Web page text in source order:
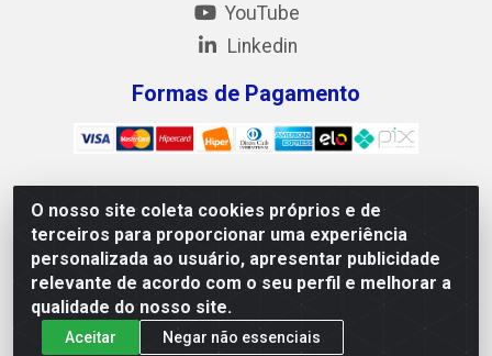
O nosso site coleta cookies próprios e de
terceiros para proporcionar uma experiência
personalizada ao usuário, apresentar publicidade
relevante de acordo com o seu perfil e melhorar a
qualidade do nosso site.
Aceitar Negar não essenciais
YouTube
Linkedin
Formas de Pagamento
Mix Alimentos LTDA - Quadra Asr Ne 55 (412 Norte), Alameda
02, S/N - Plano Diretor Norte, Palmas/TO - CEP 77.006-540 -
CNPJ 05.922.500/0001-02